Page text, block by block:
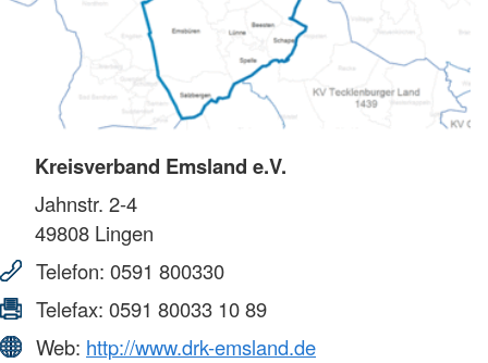
Kreisverband Emsland e.V.
Jahnstr. 2-4
49808 Lingen
Telefon: 0591 800330
Telefax: 0591 80033 10 89
Web: http://www.drk-emsland.de